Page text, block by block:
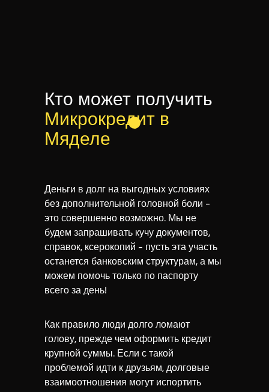
Кто может получить
Микрокредит в
Мяделе
Как правило люди долго ломают
голову, прежде чем оформить кредит
крупной суммы. Если с такой
проблемой идти к друзьям, долговые
взаимоотношения могут испортить
Деньги в долг на выгодных условиях
без дополнительной головной боли -
это совершенно возможно. Мы не
будем запрашивать кучу документов,
справок, ксерокопий - пусть эта участь
останется банковским структурам, а мы
можем помочь только по паспорту
всего за день!